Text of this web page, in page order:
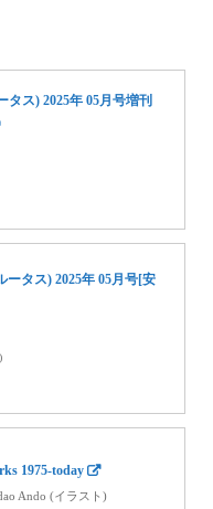
ス) 2025年 05月号増刊
ータス) 2025年 05月号[安
1975-today
Ando (イラスト)